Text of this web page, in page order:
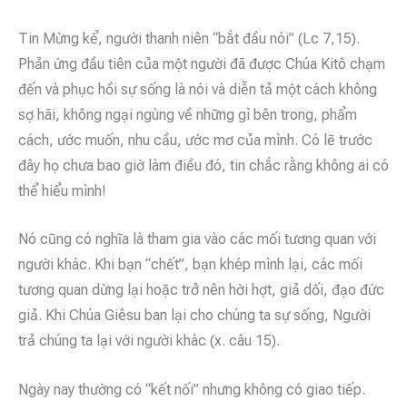
Tin Mừng kể, người thanh niên “bắt đầu nói” (Lc 7,15).
Phản ứng đầu tiên của một người đã được Chúa Kitô chạm
đến và phục hồi sự sống là nói và diễn tả một cách không
sợ hãi, không ngại ngùng về những gì bên trong, phẩm
cách, ước muốn, nhu cầu, ước mơ của mình. Có lẽ trước
đây họ chưa bao giờ làm điều đó, tin chắc rằng không ai có
thể hiểu mình!
Nó cũng có nghĩa là tham gia vào các mối tương quan với
người khác. Khi bạn “chết”, bạn khép mình lại, các mối
tương quan dừng lại hoặc trở nên hời hợt, giả dối, đạo đức
giả. Khi Chúa Giêsu ban lại cho chúng ta sự sống, Người
trả chúng ta lại với người khác (x. câu 15).
Ngày nay thường có “kết nối” nhưng không có giao tiếp.